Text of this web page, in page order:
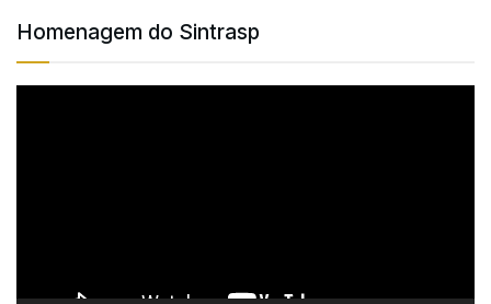
Homenagem do Sintrasp